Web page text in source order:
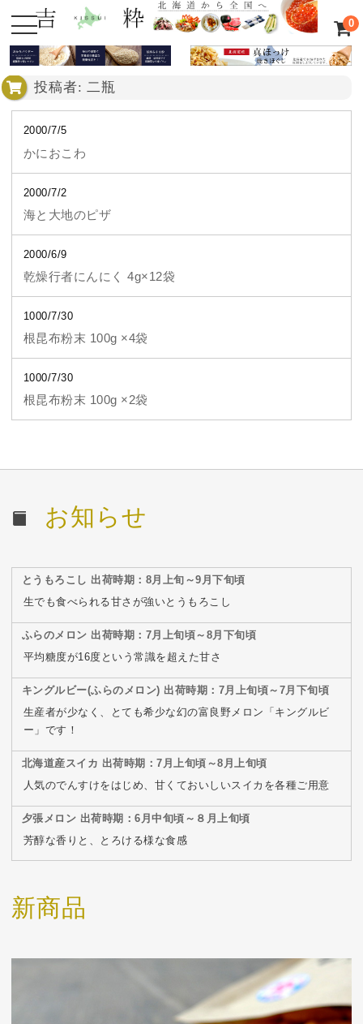
0
投稿者: 二瓶
2000/7/5
かにおこわ
2000/7/2
海と大地のピザ
2000/6/9
乾燥行者にんにく 4g×12袋
1000/7/30
根昆布粉末 100g ×4袋
1000/7/30
根昆布粉末 100g ×2袋
お知らせ
とうもろこし 出荷時期：8月上旬～9月下旬頃
生でも食べられる甘さが強いとうもろこし
ふらのメロン 出荷時期：7月上旬頃～8月下旬頃
平均糖度が16度という常識を超えた甘さ
キングルビー(ふらのメロン) 出荷時期：7月上旬頃～7月下旬頃
生産者が少なく、とても希少な幻の富良野メロン「キングルビ
ー」です！
北海道産スイカ 出荷時期：7月上旬頃～8月上旬頃
人気のでんすけをはじめ、甘くておいしいスイカを各種ご用意
夕張メロン 出荷時期：6月中旬頃～８月上旬頃
芳醇な香りと、とろける様な食感
新商品